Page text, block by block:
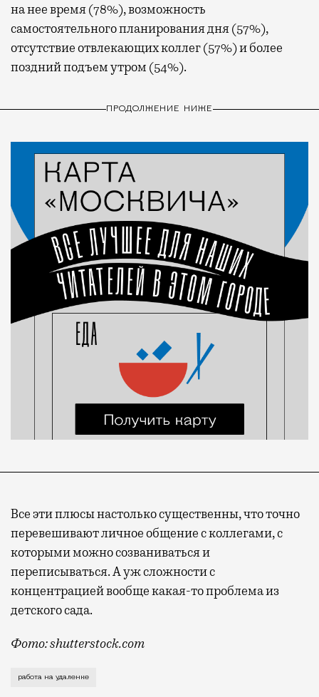
на нее время (78%), возможность
самостоятельного планирования дня (57%),
отсутствие отвлекающих коллег (57%) и более
поздний подъем утром (54%).
ПРОДОЛЖЕНИЕ НИЖЕ
Все эти плюсы настолько существенны, что точно
перевешивают личное общение с коллегами, с
которыми можно созваниваться и
переписываться. А уж сложности с
концентрацией вообще какая-то проблема из
детского сада.
Фото: shutterstock.com
Мнения и правда разделились. Кто-то счастлив,
работа на удаленке